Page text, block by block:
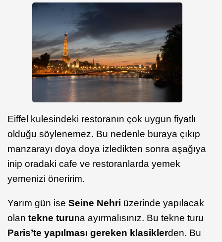
Eiffel kulesindeki restoranın çok uygun fiyatlı
olduğu söylenemez. Bu nedenle buraya çıkıp
manzarayı doya doya izledikten sonra aşağıya
inip oradaki cafe ve restoranlarda yemek
yemenizi öneririm.
Yarım gün ise Seine Nehri üzerinde yapılacak
olan tekne turuna ayırmalısınız. Bu tekne turu
Paris’te yapılması gereken klasiklerden. Bu